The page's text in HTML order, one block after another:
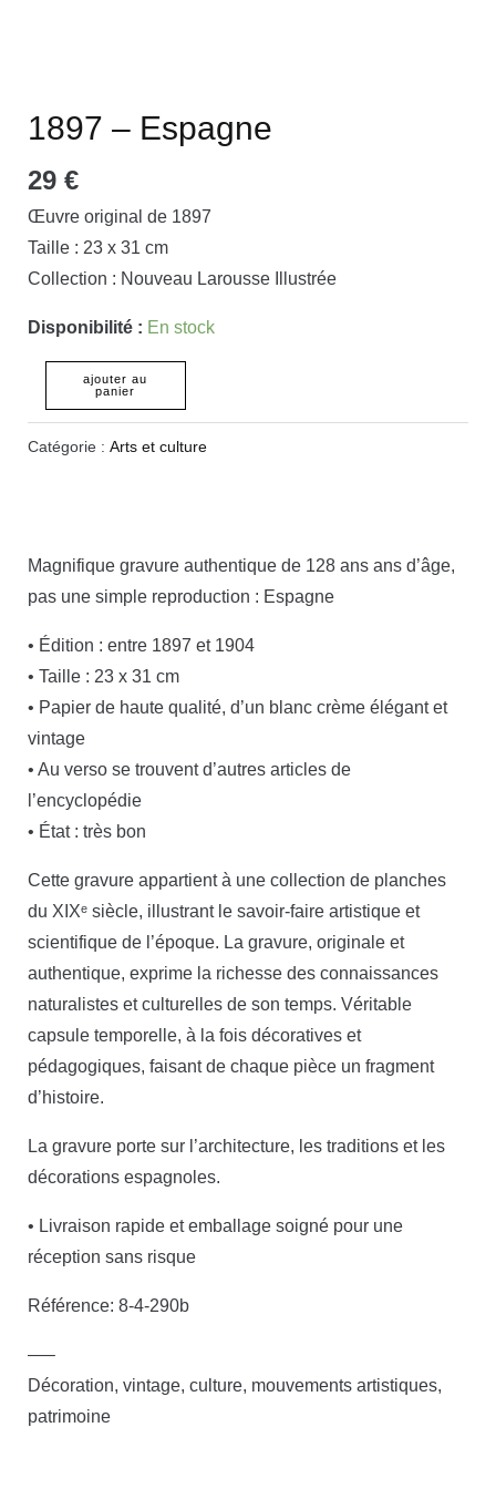
1897 – Espagne
29 €
Œuvre original de 1897
Taille : 23 x 31 cm
Collection : Nouveau Larousse Illustrée
Disponibilité : En stock
ajouter au
panier
Catégorie : Arts et culture
Magnifique gravure authentique de 128 ans ans d’âge,
pas une simple reproduction : Espagne
• Édition : entre 1897 et 1904
• Taille : 23 x 31 cm
• Papier de haute qualité, d’un blanc crème élégant et
vintage
• Au verso se trouvent d’autres articles de
l’encyclopédie
• État : très bon
Cette gravure appartient à une collection de planches
du XIXᵉ siècle, illustrant le savoir-faire artistique et
scientifique de l’époque. La gravure, originale et
authentique, exprime la richesse des connaissances
naturalistes et culturelles de son temps. Véritable
capsule temporelle, à la fois décoratives et
pédagogiques, faisant de chaque pièce un fragment
d’histoire.
La gravure porte sur l’architecture, les traditions et les
décorations espagnoles.
• Livraison rapide et emballage soigné pour une
réception sans risque
Référence: 8-4-290b
—–
Décoration, vintage, culture, mouvements artistiques,
patrimoine